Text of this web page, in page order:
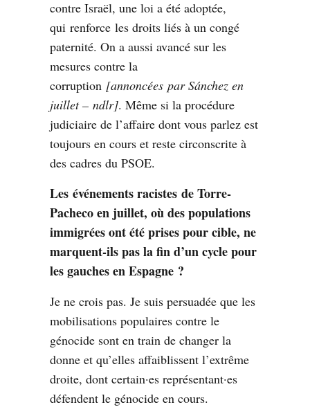
contre Israël, une loi a été adoptée,
qui renforce les droits liés à un congé
paternité. On a aussi avancé sur les
mesures contre la
corruption [annoncées par Sánchez en
juillet – ndlr]. Même si la procédure
judiciaire de l’affaire dont vous parlez est
toujours en cours et reste circonscrite à
des cadres du PSOE.
Les événements racistes de Torre-
Pacheco en juillet, où des populations
immigrées ont été prises pour cible, ne
marquent-ils pas la fin d’un cycle pour
les gauches en Espagne ?
Je ne crois pas. Je suis persuadée que les
mobilisations populaires contre le
génocide sont en train de changer la
donne et qu’elles affaiblissent l’extrême
droite, dont certain·es représentant·es
défendent le génocide en cours.